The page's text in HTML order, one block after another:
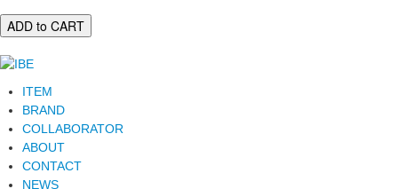
ADD to CART
ITEM
BRAND
COLLABORATOR
ABOUT
CONTACT
NEWS